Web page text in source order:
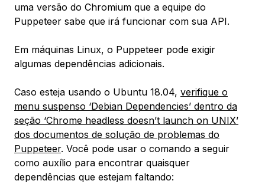
uma versão do Chromium que a equipe do
Puppeteer sabe que irá funcionar com sua API.
Em máquinas Linux, o Puppeteer pode exigir
algumas dependências adicionais.
Caso esteja usando o Ubuntu 18.04, verifique o
menu suspenso ‘Debian Dependencies’ dentro da
seção ‘Chrome headless doesn’t launch on UNIX’
dos documentos de solução de problemas do
Puppeteer. Você pode usar o comando a seguir
como auxílio para encontrar quaisquer
dependências que estejam faltando: